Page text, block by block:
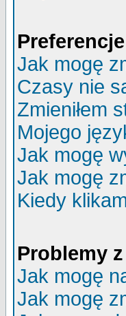
Jak mogę
Czasy nie
Zmieniłem
Mojego
Jak mogę
Jak mogę
Kiedy
Problemy
Jak mogę
Jak mogę